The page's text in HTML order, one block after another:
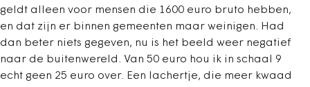
geldt alleen voor mensen die 1600 euro bruto hebben,
en dat zijn er binnen gemeenten maar weinigen. Had
dan beter niets gegeven, nu is het beeld weer negatief
naar de buitenwereld. Van 50 euro hou ik in schaal 9
echt geen 25 euro over. Een lachertje, die meer kwaad